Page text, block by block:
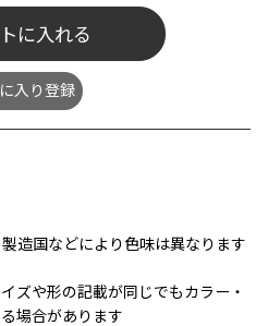
に入れる
入り登録
造国などにより色味は異なります
ズや形の記載が同じでもカラー・
場合があります